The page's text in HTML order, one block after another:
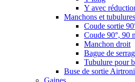
Y avec
Manchons et tubulures
Coude sortie
Coude 90°, 90
Manchon droit
Bague de
Tubulure pour
Buse de sortie
Gaines